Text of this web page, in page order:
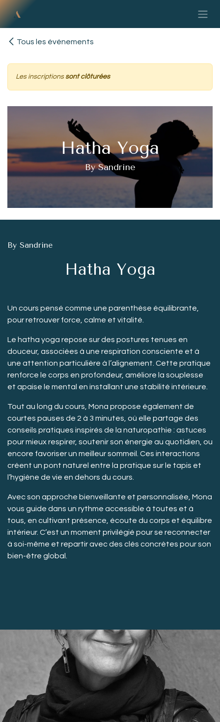
Tous les événements
Les inscriptions sont clôturées
Hatha Yoga
By Sandrine
By Sandrine
Hatha Yoga
Un cours pensé comme une parenthèse équilibrante,
pour retrouver force, calme et vitalité.
Le hatha yoga repose sur des postures tenues en
douceur, associées à une respiration consciente et à
une attention particulière à l’alignement. Cette pratique
renforce le corps en profondeur, améliore la souplesse
et apaise le mental en installant une stabilité intérieure.
Tout au long du cours, Mona propose également de
courtes pauses de 2 à 3 minutes, où elle partage des
conseils pratiques inspirés de la naturopathie : astuces
pour mieux respirer, soutenir son énergie au quotidien, ou
encore favoriser un meilleur sommeil. Ces interactions
créent un pont naturel entre la pratique sur le tapis et
l’hygiène de vie en dehors du cours.
Avec son approche bienveillante et personnalisée, Mona
vous guide dans un rythme accessible à toutes et à
tous, en cultivant présence, écoute du corps et équilibre
intérieur. C’est un moment privilégié pour se reconnecter
à soi-même et repartir avec des clés concrètes pour son
bien-être global.